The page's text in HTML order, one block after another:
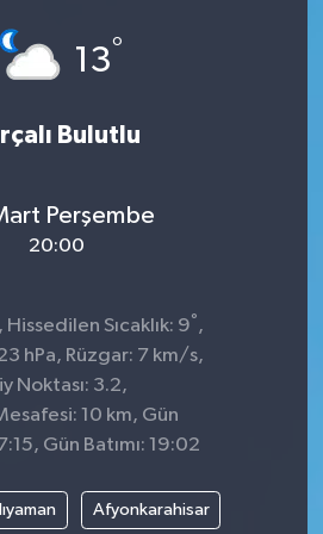
13°
Bulutlu
Perşembe
20:00
Hissedilen Sıcaklık: 9°,
hPa, Rüzgar: 7 km/s,
Noktası: 3.2,
10 km, Gün
Gün Batımı: 19:02
Afyonkarahisar